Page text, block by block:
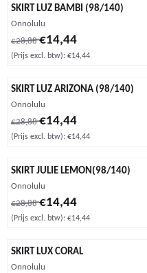
SKIRT LUZ BAMBI (98/140)
Merk:
Onnolulu
Van 28,88 voor 14,44, exclusief
€28,88€14,44
(Prijs excl. btw): €14,44
SKIRT LUZ ARIZONA (98/140)
Merk:
Onnolulu
Van 28,88 voor 14,44, exclusief
€28,88€14,44
(Prijs excl. btw): €14,44
SKIRT JULIE LEMON(98/140)
Merk:
Onnolulu
Van 28,88 voor 14,44, exclusief
€28,88€14,44
(Prijs excl. btw): €14,44
SKIRT LUX CORAL
Merk:
Onnolulu